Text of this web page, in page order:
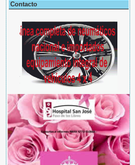
Contacto